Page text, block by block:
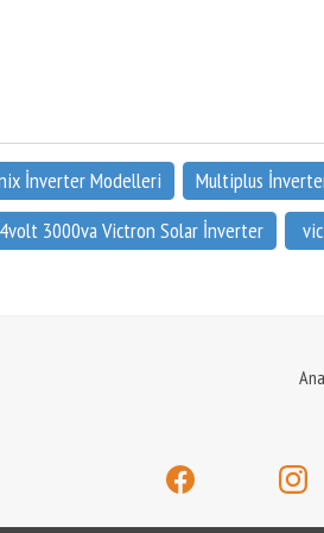
İnverter Modelleri Multiplus
3000va Victron Solar İnverter